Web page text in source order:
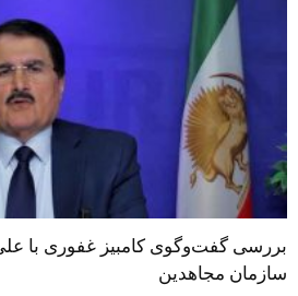
بررسی گفت‌وگوی کامبیز غفوری با
سازمان مجاهدین